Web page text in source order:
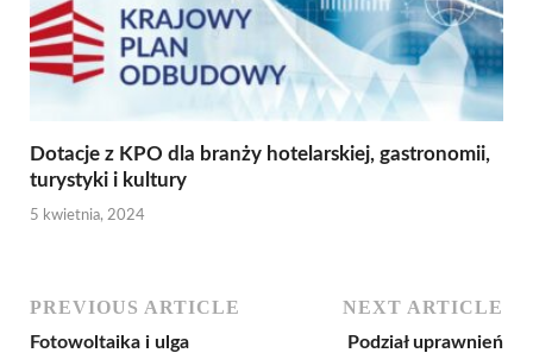
Dotacje z KPO dla branży hotelarskiej, gastronomii,
turystyki i kultury
5 kwietnia, 2024
PREVIOUS ARTICLE
Fotowoltaika i ulga
NEXT ARTICLE
Podział uprawnień